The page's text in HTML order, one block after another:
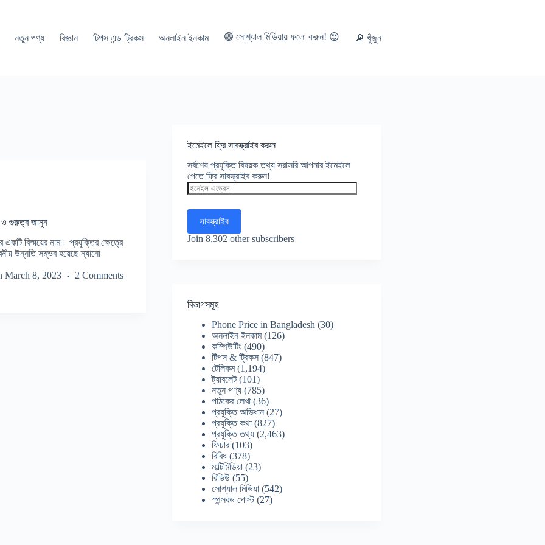
নতুন পণ্য বিজ্ঞান টিপস এন্ড ট্রিকস অনলাইন ইনকাম 🟢 সোশ্যাল মিডিয়ায় ফলো করুন! 😍 🔎 খুঁজুন
ও গুরুত্ব জানুন
বিস্ময়ের নাম। প্রযুক্তির ক্ষেত্রে
উন্নতি সম্ভব হয়েছে ন্যানো
March 8, 2023 2 Comments
ইমেইলে ফ্রি সাবস্ক্রাইব করুন
সর্বশেষ প্রযুক্তি বিষয়ক তথ্য সরাসরি আপনার ইমেইলে
পেতে ফ্রি সাবস্ক্রাইব করুন!
ইমেইল
এড্রেস
সাবস্ক্রাইব
Join 8,302 other subscribers
বিভাগসমূহ
Phone Price in Bangladesh (30)
অনলাইন ইনকাম(126)
কম্পিউটিং (490)
টিপস & ট্রিকস (847)
টেলিকম(1,194)
ট্যাবলেট(101)
নতুন পণ্য (785)
পাঠকের লেখা (36)
প্রযুক্তি অভিধান (27)
প্রযুক্তি কথা (827)
প্রযুক্তি তথ্য (2,463)
ফিচার(103)
বিবিধ(378)
মাল্টিমিডিয়া (23)
রিভিউ (55)
সোশ্যাল মিডিয়া (542)
স্পন্সরড পোস্ট(27)